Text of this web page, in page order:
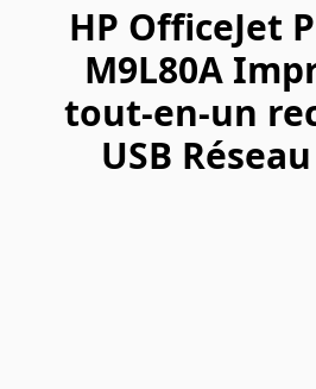
HP OfficeJet
M9L80A
tout-en-un
USB